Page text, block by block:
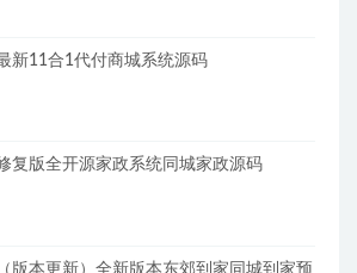
新11合1代付商城系统源码
复版全开源家政系统同城家政源码
（版本更新）全新版本东郊到家同城到家预